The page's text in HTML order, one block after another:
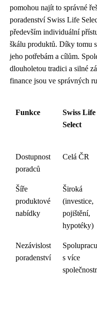
pomohou najít to správné
poradenství Swiss Life
především individuální
škálu produktů. Díky tomu
jeho potřebám a cílům.
dlouholetou tradici a silné
finance jsou ve správných
Funkce
Swiss Life
Select
Dostupnost
poradců
Celá ČR
Šíře
produktové
nabídky
Široká
(investice,
pojištění,
hypotéky)
Nezávislost
poradenství
s více